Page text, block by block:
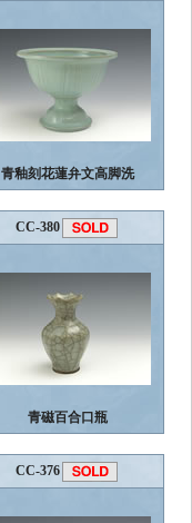
青釉刻花蓮弁文高脚洗
CC-380
青磁百合口瓶
CC-376